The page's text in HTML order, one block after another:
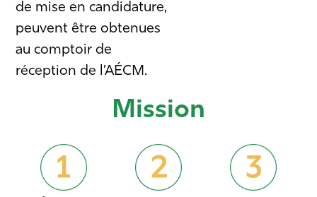
de mise en candidature,
peuvent être obtenues
au comptoir de
réception de l’AÉCM.
Mission